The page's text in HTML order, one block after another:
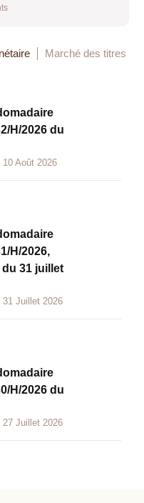
Marché des titres
H/2026 du
Août 2026
H/2026,
du 31 juillet
Juillet 2026
H/2026 du
Juillet 2026